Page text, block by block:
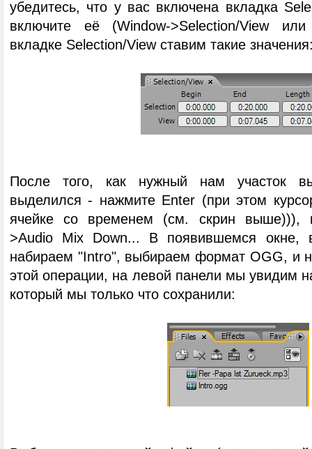
убедитесь, что у вас включена вкладка
включите её (Window->Selection/View
вкладке Selection/View ставим такие
После того, как нужный нам участок
выделился - нажмите Enter (при этом
ячейке со временем (см. скрин выше))),
>Audio Mix Down... В появившемся
набираем "Intro", выбираем формат OGG, и
этой операции, на левой панели мы увидим
который мы только что сохранили: